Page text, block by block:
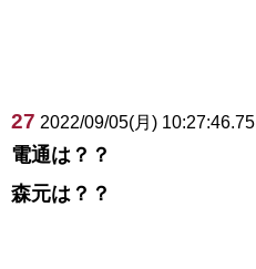
27 2022/09/05(月) 10:27:46.75
電通は？？
森元は？？